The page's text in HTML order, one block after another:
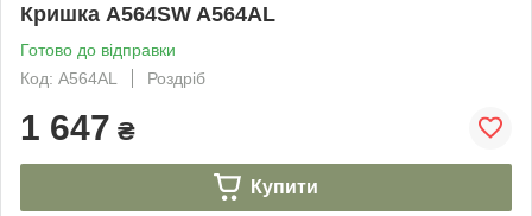
Кришка A564SW A564AL
Готово до відправки
Код: A564AL
Роздріб
1 647 ₴
Купити